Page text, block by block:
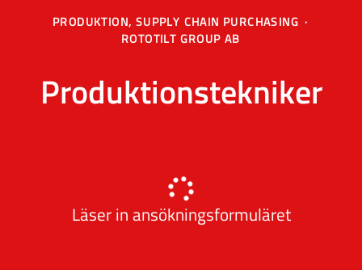
PRODUKTION, SUPPLY CHAIN PURCHASING ·
ROTOTILT GROUP AB
Produktionstekniker
Läser in ansökningsformuläret